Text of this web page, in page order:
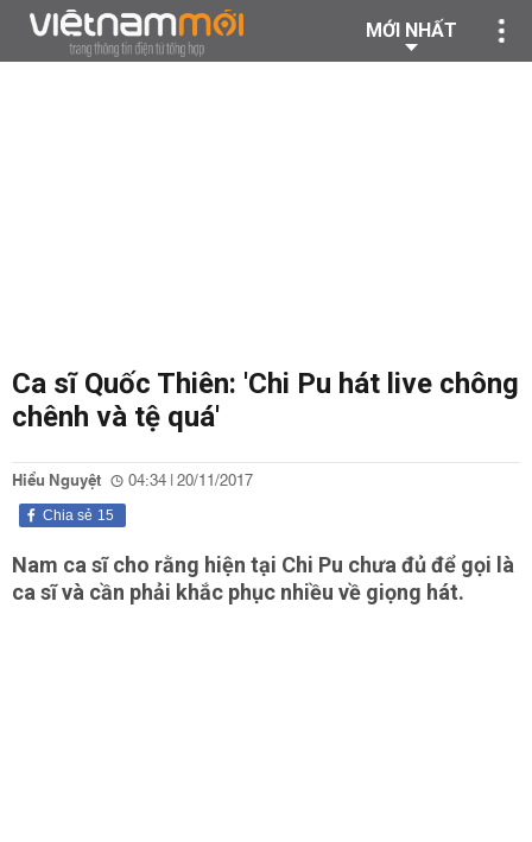
MỚI NHẤT
Ca sĩ Quốc Thiên: 'Chi Pu hát live chông
chênh và tệ quá'
Hiểu Nguyệt 04:34 | 20/11/2017
15
Chia sẻ
Nam ca sĩ cho rằng hiện tại Chi Pu chưa đủ để gọi là
ca sĩ và cần phải khắc phục nhiều về giọng hát.